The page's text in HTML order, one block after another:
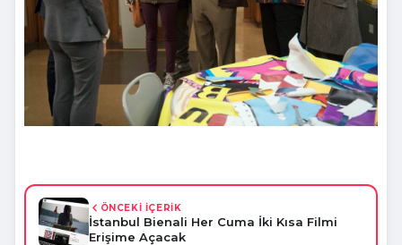
ÖNCEKİ İÇERİK
İstanbul Bienali Her Cuma İki Kısa Filmi
Erişime Açacak